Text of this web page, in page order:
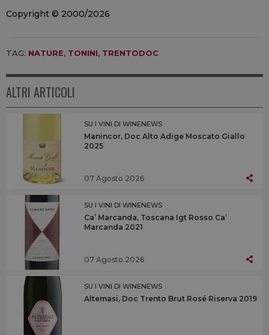
Copyright © 2000/2026
TAG: NATURE, TONINI, TRENTODOC
ALTRI ARTICOLI
SU I VINI DI WINENEWS
Manincor, Doc Alto Adige Moscato Giallo
2025
07 Agosto 2026
SU I VINI DI WINENEWS
Ca’ Marcanda, Toscana Igt Rosso Ca’
Marcanda 2021
07 Agosto 2026
SU I VINI DI WINENEWS
Altemasi, Doc Trento Brut Rosé Riserva 2019